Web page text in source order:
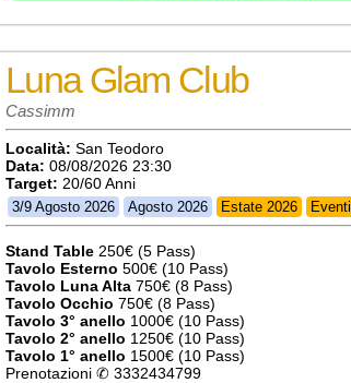
Luna Glam Club
Cassimm
Località: San Teodoro
Data: 08/08/2026 23:30
Target: 20/60 Anni
3/9 Agosto 2026 Agosto 2026 Estate 2026 Eventi
Stand Table 250€ (5 Pass)
Tavolo Esterno 500€ (10 Pass)
Tavolo Luna Alta 750€ (8 Pass)
Tavolo Occhio 750€ (8 Pass)
Tavolo 3° anello 1000€ (10 Pass)
Tavolo 2° anello 1250€ (10 Pass)
Tavolo 1° anello 1500€ (10 Pass)
Prenotazioni ✆ 3332434799